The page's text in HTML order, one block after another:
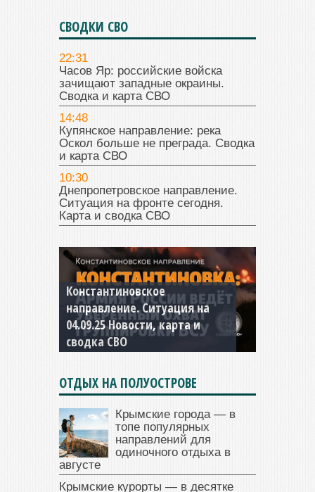
СВОДКИ СВО
22:31
Часов Яр: российские войска
зачищают западные окраины.
Сводка и карта СВО
14:48
Купянское направление: река
Оскол больше не преграда. Сводка
и карта СВО
10:30
Днепропетровское направление.
Ситуация на фронте сегодня.
Карта и сводка СВО
Константиновское
направление. Ситуация на
04.09.25 Новости, карта и
сводка СВО
ОТДЫХ НА ПОЛУОСТРОВЕ
Крымские города — в
топе популярных
направлений для
одиночного отдыха в
августе
Крымские курорты — в десятке